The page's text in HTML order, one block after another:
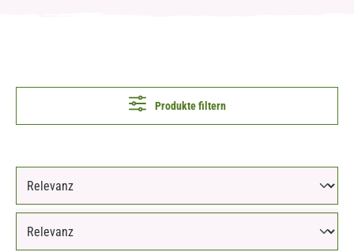
Produkte filtern